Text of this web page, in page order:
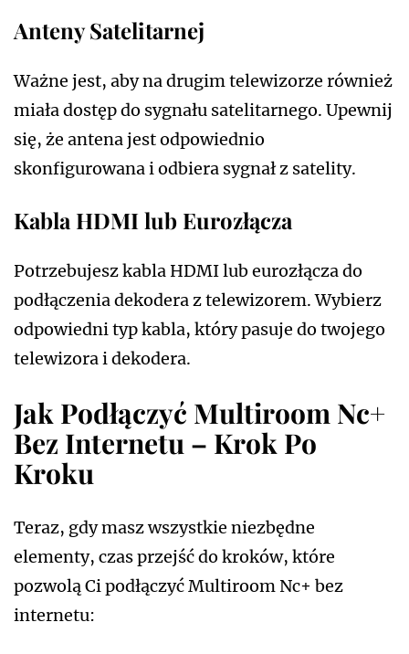
Anteny Satelitarnej
Ważne jest, aby na drugim telewizorze również
miała dostęp do sygnału satelitarnego. Upewnij
się, że antena jest odpowiednio
skonfigurowana i odbiera sygnał z satelity.
Kabla HDMI lub Eurozłącza
Potrzebujesz kabla HDMI lub eurozłącza do
podłączenia dekodera z telewizorem. Wybierz
odpowiedni typ kabla, który pasuje do twojego
telewizora i dekodera.
Jak Podłączyć Multiroom Nc+
Bez Internetu – Krok Po
Kroku
Teraz, gdy masz wszystkie niezbędne
elementy, czas przejść do kroków, które
pozwolą Ci podłączyć Multiroom Nc+ bez
internetu: